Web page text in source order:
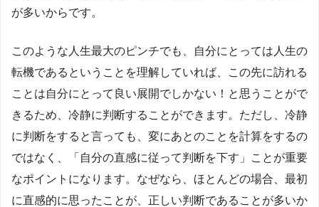
が多いからです。
このような人生最大のピンチでも、自分にとっては人生の
転機であるということを理解していれば、この先に訪れる
ことは自分にとって良い展開でしかない！と思うことがで
きるため、冷静に判断することができます。ただし、冷静
に判断をすると言っても、変にあとのことを計算をするの
ではなく、「自分の直感に従って判断を下す」ことが重要
なポイントになります。なぜなら、ほとんどの場合、最初
に直感的に思ったことが、正しい判断であることが多いか